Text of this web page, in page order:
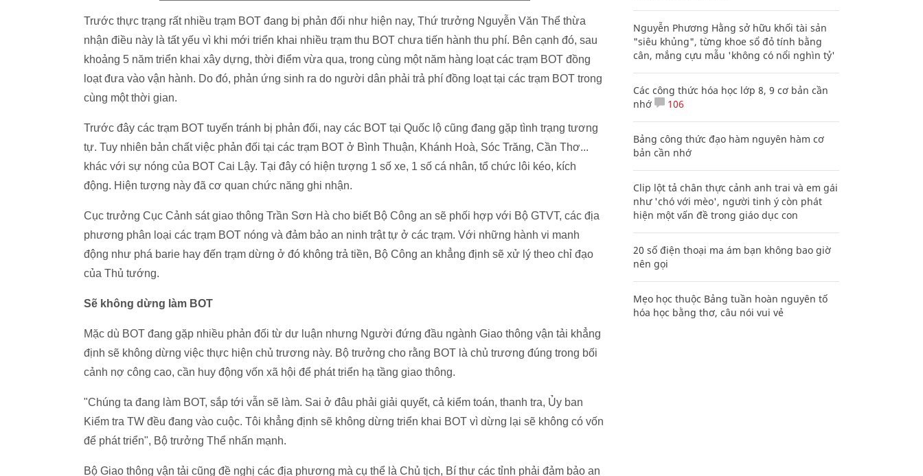
Trước thực trạng rất nhiều trạm BOT đang bị phản đối như hiện nay, Thứ trưởng Nguyễn Văn Thể thừa
nhận điều này là tất yếu vì khi mới triển khai nhiều trạm thu BOT chưa tiến hành thu phí. Bên cạnh đó, sau
khoảng 5 năm triển khai xây dựng, thời điểm vừa qua, trong cùng một năm hàng loạt các trạm BOT đồng
loạt đưa vào vận hành. Do đó, phản ứng sinh ra do người dân phải trả phí đồng loạt tại các trạm BOT trong
cùng một thời gian.
Trước đây các trạm BOT tuyến tránh bị phản đối, nay các BOT tại Quốc lộ cũng đang gặp tình trạng tương
tự. Tuy nhiên bản chất việc phản đối tại các trạm BOT ở Bình Thuận, Khánh Hoà, Sóc Trăng, Cần Thơ...
khác với sự nóng của BOT Cai Lậy. Tại đây có hiện tượng 1 số xe, 1 số cá nhân, tổ chức lôi kéo, kích
động. Hiện tượng này đã cơ quan chức năng ghi nhận.
Cục trưởng Cục Cảnh sát giao thông Trần Sơn Hà cho biết Bộ Công an sẽ phối hợp với Bộ GTVT, các địa
phương phân loại các trạm BOT nóng và đảm bảo an ninh trật tự ở các trạm. Với những hành vi manh
động như phá barie hay đến trạm dừng ở đó không trả tiền, Bộ Công an khẳng định sẽ xử lý theo chỉ đạo
của Thủ tướng.
Sẽ không dừng làm BOT
Mặc dù BOT đang gặp nhiều phản đối từ dư luận nhưng Người đứng đầu ngành Giao thông vận tải khẳng
định sẽ không dừng việc thực hiện chủ trương này. Bộ trưởng cho rằng BOT là chủ trương đúng trong bối
cảnh nợ công cao, cần huy động vốn xã hội để phát triển hạ tầng giao thông.
"Chúng ta đang làm BOT, sắp tới vẫn sẽ làm. Sai ở đâu phải giải quyết, cả kiểm toán, thanh tra, Ủy ban
Kiểm tra TW đều đang vào cuộc. Tôi khẳng định sẽ không dừng triển khai BOT vì dừng lại sẽ không có vốn
để phát triển", Bộ trưởng Thể nhấn mạnh.
Bộ Giao thông vận tải cũng đề nghị các địa phương mà cụ thể là Chủ tịch, Bí thư các tỉnh phải đảm bảo an
Nguyễn Phương Hằng sở hữu khối tài sản
"siêu khủng", từng khoe sổ đỏ tính bằng
cân, mắng cựu mẫu 'không có nổi nghìn tỷ'
Các công thức hóa học lớp 8, 9 cơ bản cần
nhớ
106
Bảng công thức đạo hàm nguyên hàm cơ
bản cần nhớ
Clip lột tả chân thực cảnh anh trai và em gái
như 'chó với mèo', người tinh ý còn phát
hiện một vấn đề trong giáo dục con
20 số điện thoại ma ám bạn không bao giờ
nên gọi
Mẹo học thuộc Bảng tuần hoàn nguyên tố
hóa học bằng thơ, câu nói vui vẻ